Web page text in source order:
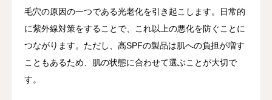
毛穴の原因の一つである光老化を引き起こします。日常的
に紫外線対策をすることで、これ以上の悪化を防ぐことに
つながります。ただし、高SPFの製品は肌への負担が増す
こともあるため、肌の状態に合わせて選ぶことが大切で
す。